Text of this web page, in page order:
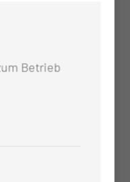
gern
Kleidung
Verantwortung.
Betrieb